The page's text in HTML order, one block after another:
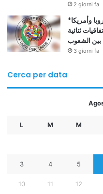
2 giorni fa
*سبتة والهجرة، فؤاد عودة: إيطاليا وأوروبا وأمريكا
ثنائية
3 giorni fa
Cerca per data
L M M
3 4 5
10 11 12